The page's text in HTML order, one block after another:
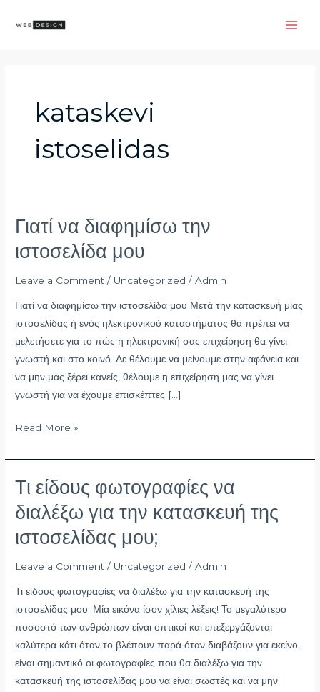
kataskevi
istoselidas
Γιατί να διαφημίσω την
ιστοσελίδα μου
Leave a Comment / Uncategorized /Admin
Γιατί να διαφημίσω την ιστοσελίδα μου Μετά την κατασκευή μίας
ιστοσελίδας ή ενός ηλεκτρονικού καταστήματος θα πρέπει να
μελετήσετε για το πώς η ηλεκτρονική σας επιχείρηση θα γίνει
γνωστή και στο κοινό. Δε θέλουμε να μείνουμε στην αφάνεια και
να μην μας ξέρει κανείς, θέλουμε η επιχείρηση μας να γίνει
γνωστή για να έχουμε επισκέπτες […]
Γιατί
διαφημίσω
την
μου
Read More »
Τι είδους φωτογραφίες να
διαλέξω για την κατασκευή της
ιστοσελίδας μου;
Leave a Comment / Uncategorized /Admin
Τι είδους φωτογραφίες να διαλέξω για την κατασκευή της
ιστοσελίδας μου; Μία εικόνα ίσον χίλιες λέξεις! Το μεγαλύτερο
ποσοστό των ανθρώπων είναι οπτικοί και επεξεργάζονται
καλύτερα κάτι όταν το βλέπουν παρά όταν διαβάζουν για εκείνο,
είναι σημαντικό οι φωτογραφίες που θα διαλέξω για την
κατασκευή της ιστοσελίδας μου να είναι σωστές και να μην
Τι
φωτογραφίες
να
για
την
κατασκευή
της
ιστοσελίδας
μου;